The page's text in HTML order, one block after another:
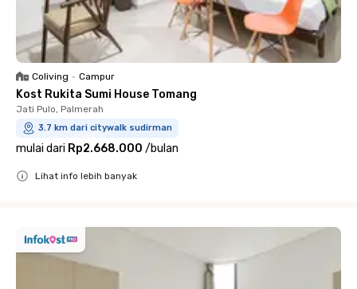
Coliving • Campur
Kost Rukita Sumi House Tomang
Jati Pulo, Palmerah
3.7 km dari citywalk sudirman
mulai dari Rp2.668.000 /bulan
Lihat info lebih banyak